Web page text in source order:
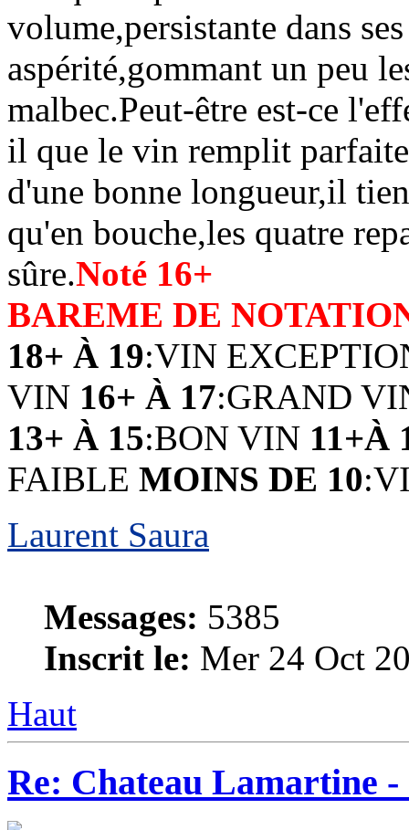
volume,persistante dans
aspérité,gommant un peu
malbec.Peut-être est-ce
il que le vin remplit
d'une bonne longueur,il
qu'en bouche,les quatre
sûre.Noté 16+
BAREME DE
18+ À 19:VIN
VIN 16+ À 17:GRAND
13+ À 15:BON VIN 11+À
FAIBLE MOINS DE 10
Laurent Saura
Messages: 5385
Inscrit le: Mer 24 Oct
Haut
Re: Chateau Lamartine -